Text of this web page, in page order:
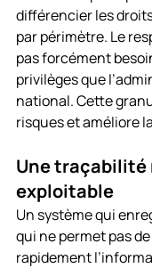
différencier les
par périmètre. Le
pas forcément
privilèges que
national. Cette
risques et améliore
Une
exploitable
Un système qui
qui ne permet pas
rapidement